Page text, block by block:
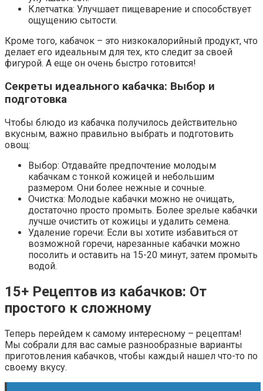
Клетчатка: Улучшает пищеварение и способствует
ощущению сытости.
Кроме того, кабачок – это низкокалорийный продукт, что
делает его идеальным для тех, кто следит за своей
фигурой. А еще он очень быстро готовится!
Секреты идеального кабачка: Выбор и
подготовка
Чтобы блюдо из кабачка получилось действительно
вкусным, важно правильно выбрать и подготовить
овощ:
Выбор: Отдавайте предпочтение молодым
кабачкам с тонкой кожицей и небольшим
размером. Они более нежные и сочные.
Очистка: Молодые кабачки можно не очищать,
достаточно просто промыть. Более зрелые кабачки
лучше очистить от кожицы и удалить семена.
Удаление горечи: Если вы хотите избавиться от
возможной горечи, нарезанные кабачки можно
посолить и оставить на 15-20 минут, затем промыть
водой.
15+ Рецептов из кабачков: От
простого к сложному
Теперь перейдем к самому интересному – рецептам!
Мы собрали для вас самые разнообразные варианты
приготовления кабачков, чтобы каждый нашел что-то по
своему вкусу.